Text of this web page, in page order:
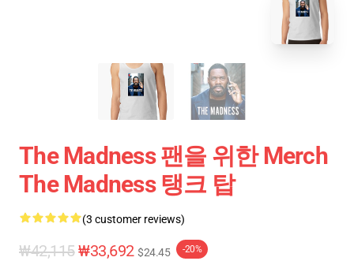
The Madness 팬을 위한 Merch
The Madness 탱크 탑
(3 customer reviews)
₩42,115₩33,692 $24.45 -20%